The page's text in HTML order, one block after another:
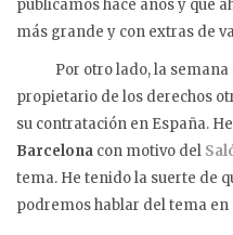
publicamos hace años y que
más grande y con extras de
Por otro lado, la semana
propietario de los derechos
su contratación en España.
Barcelona con motivo del
tema. He tenido la suerte de
podremos hablar del tema en